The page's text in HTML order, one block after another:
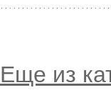
Еще из